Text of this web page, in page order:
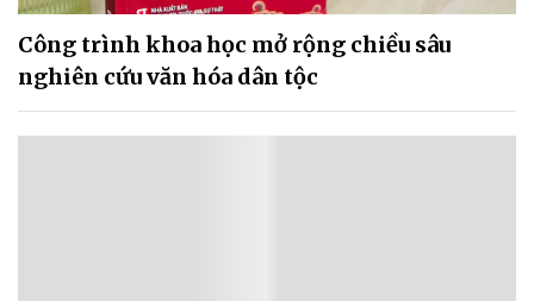
Công trình khoa học mở rộng chiều sâu
nghiên cứu văn hóa dân tộc